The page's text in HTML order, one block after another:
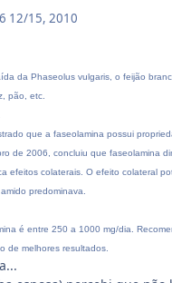
12/15, 2010
da Phaseolus vulgaris, o feijão
pão, etc.
que a faseolamina possui
de 2006, concluiu que faseolamina
efeitos colaterais. O efeito colateral
predominava.
é entre 250 a 1000 mg/dia.
de melhores resultados.